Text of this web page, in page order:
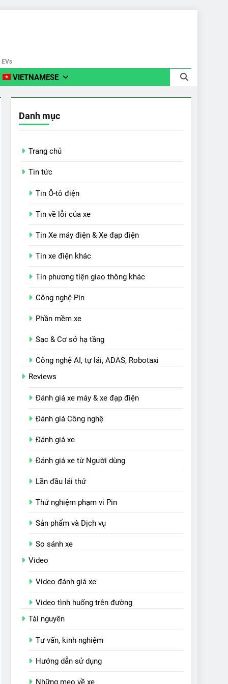
VIETNAMESE
Danh mục
Trang chủ
Tin tức
Tin Ô-tô điện
Tin về lỗi của xe
Tin Xe máy điện & Xe đạp điện
Tin xe điện khác
Tin phương tiện giao thông khác
Công nghệ Pin
Phần mềm xe
Sạc & Cơ sở hạ tầng
Công nghệ AI, tự lái, ADAS, Robotaxi
Reviews
Đánh giá xe máy & xe đạp điện
Đánh giá Công nghệ
Đánh giá xe
Đánh giá xe từ Người dùng
Lần đầu lái thử
Thử nghiệm phạm vi Pin
Sản phẩm và Dịch vụ
So sánh xe
Video
Video đánh giá xe
Video tình huống trên đường
Tài nguyên
Tư vấn, kinh nghiệm
Hướng dẫn sử dụng
Những mẹo về xe